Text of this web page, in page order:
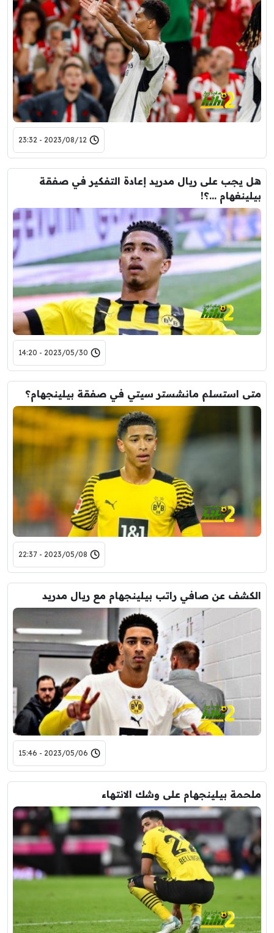
2023/08/12 - 23:32
هل يجب على ريال مدريد إعادة التفكير في صفقة
بيلينغهام …؟!
2023/05/30 - 14:20
متى استسلم مانشستر سيتي في صفقة بيلينجهام؟
2023/05/08 - 22:37
الكشف عن صافي راتب بيلينجهام مع ريال مدريد
2023/05/06 - 15:46
ملحمة بيلينجهام على وشك الانتهاء